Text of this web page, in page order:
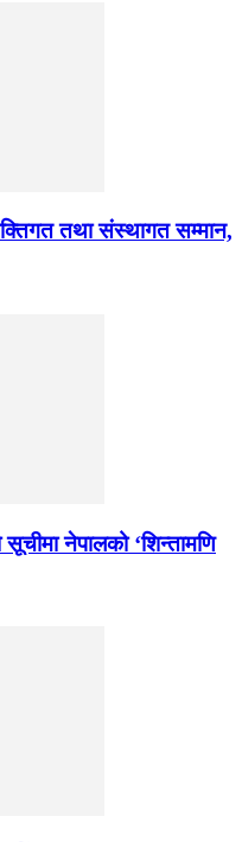
तथा संस्थागत सम्मान,
नेपालको ‘शिन्तामणि